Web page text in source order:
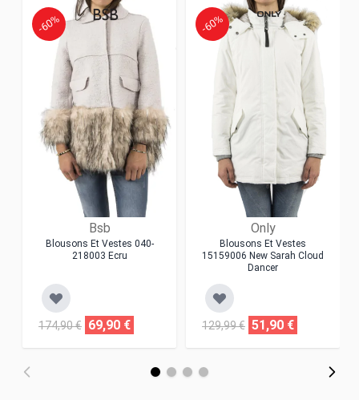
Bsb
Blousons Et Vestes 040-
218003 Ecru
-60%
174,90 € 69,90 €
Only
Blousons Et Vestes
15159006 New Sarah Cloud
Dancer
-60%
129,99 € 51,90 €